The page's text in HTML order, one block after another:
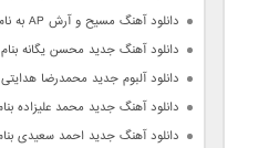
دانلود آهنگ مسیح و آرش AP به نام خیلی دلم تنگه
دانلود آهنگ جدید محسن یگانه
دانلود آلبوم جدید محمدرضا
دانلود آهنگ جدید محمد علیزاده
دانلود آهنگ جدید احمد سعیدی